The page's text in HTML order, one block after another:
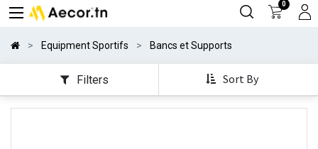
0
Equipment Sportifs Bancs et Supports
Filters Sort By